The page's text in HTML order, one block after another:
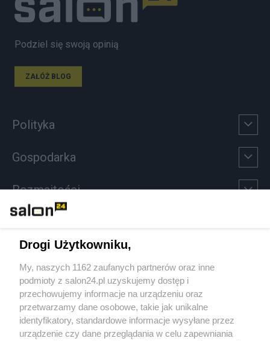
Podziel się swoją opinią
ZAŁÓŻ BLOG
Polityka
Gospodarka
Rozmaitości
Sport
Społeczeństwo
Kultura
Drogi Użytkowniku,
My, naszych 1162 zaufanych partnerów oraz inne
podmioty z salon24.pl uzyskujemy dostęp i
przechowujemy informacje na urządzeniu oraz
przetwarzamy dane osobowe, takie jak unikalne
identyfikatory, standardowe informacje wysyłane przez
urządzenie czy dane przeglądania w celu zapewniania